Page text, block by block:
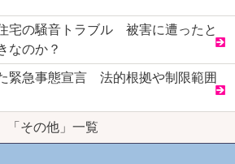
宅の騒音トラブル 被害に遭ったと
なのか？
緊急事態宣言 法的根拠や制限範囲
「その他」一覧